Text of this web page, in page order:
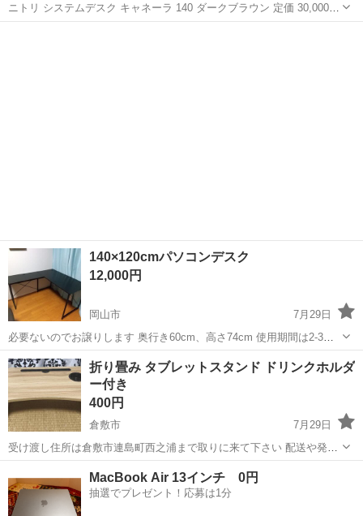
ニトリ システムデスク キャネーラ 140 ダークブラウン 定価 30,000円
ほど 足場面には、擦り傷や多少の剥がれがございます デスク天板裏面
140×120cmパソコンデスク
12,000円
岡山市
7月29日
必要ないのでお譲りします 奥行き60cm、高さ74cm 使用期間は2-3年
です。
岡山 岡山市 テーブル デスク
折り畳み タブレットスタンド ドリンクホルダ
ー付き
400円
倉敷市
7月29日
受け渡し住所は倉敷市連島町西之浦まで取りに来て下さい 配送や発送
はできません 詳しい住所は受け渡し予定者決定時に教えます Google
マップで出ます 問い合わせ時に受け渡し希望日、時間を記載して下さ
い あまり紙袋と...
MacBook Air 13インチ 0円
抽選でプレゼント！応募は1分